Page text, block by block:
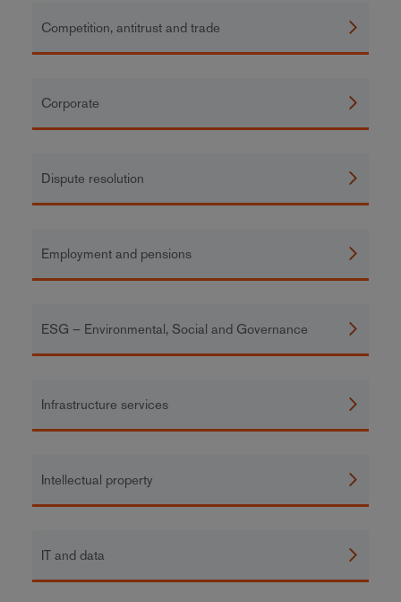
Competition, antitrust and trade
Corporate
Dispute resolution
Employment and pensions
ESG – Environmental, Social and Governance
Infrastructure services
Intellectual property
IT and data